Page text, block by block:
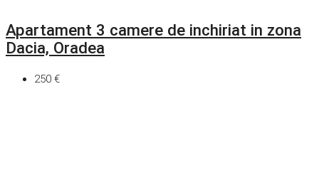
Apartament 3 camere de inchiriat in zona
Dacia, Oradea
250 €